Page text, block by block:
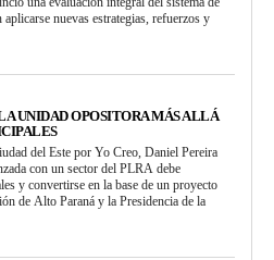
nuevas estrategias, refuerzos y
UNIDAD OPOSITORA MÁS ALLÁ
del Este por Yo Creo, Daniel Pereira
con un sector del PLRA debe
y convertirse en la base de un proyecto
de Alto Paraná y la Presidencia de la